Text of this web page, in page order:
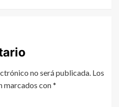
no será publicada. Los
marcados con*